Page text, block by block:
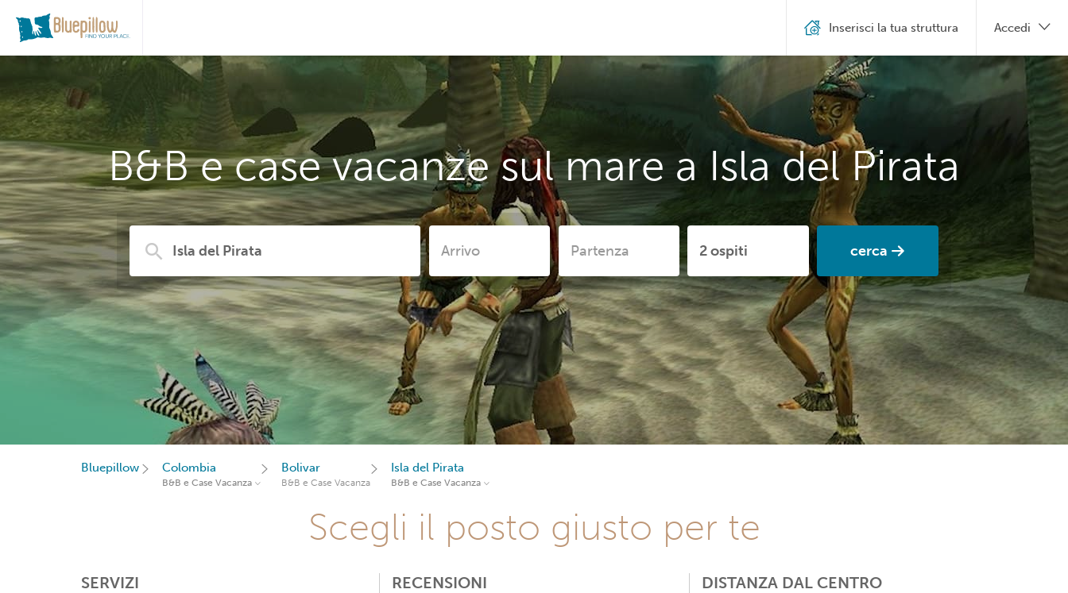
B&B e case vacanze sul mare a Isla del Pirata
cerca
Inserisci la tua struttura Accedi
Bluepillow Colombia
B&B e Case Vacanza
Bolivar
B&B e Case Vacanza
Isla del Pirata
B&B e Case Vacanza
Scegli il posto giusto per te
SERVIZI RECENSIONI DISTANZA DAL CENTRO